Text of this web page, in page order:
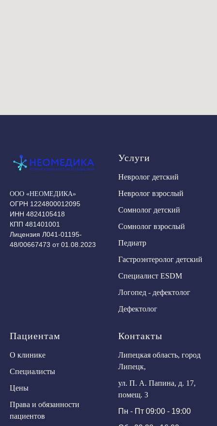
ООО «НЕОМЕДИКА»
ОГРН 1224800012095
ИНН 4824105418
КПП 481401001
Лицензия Л041-01195-
48/00667473 от 01.08.2023
Услуги
Невролог детский
Невролог взрослый
Сомнолог детский
Сомнолог взрослый
Педиатр
Гастроэнтеролог детский
Специалист ESDM
Логопед - дефектолог
Дефектолог
Пациентам
О клинике
Специалисты
Цены
Права и обязанности
пациентов
Контакты
Липецкая область, город
Липецк,
ул. П. А. Папина, д. 17,
помещ. 3
Пн - Пт 09:00 - 19:00